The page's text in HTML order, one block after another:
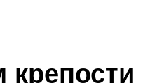
крепости